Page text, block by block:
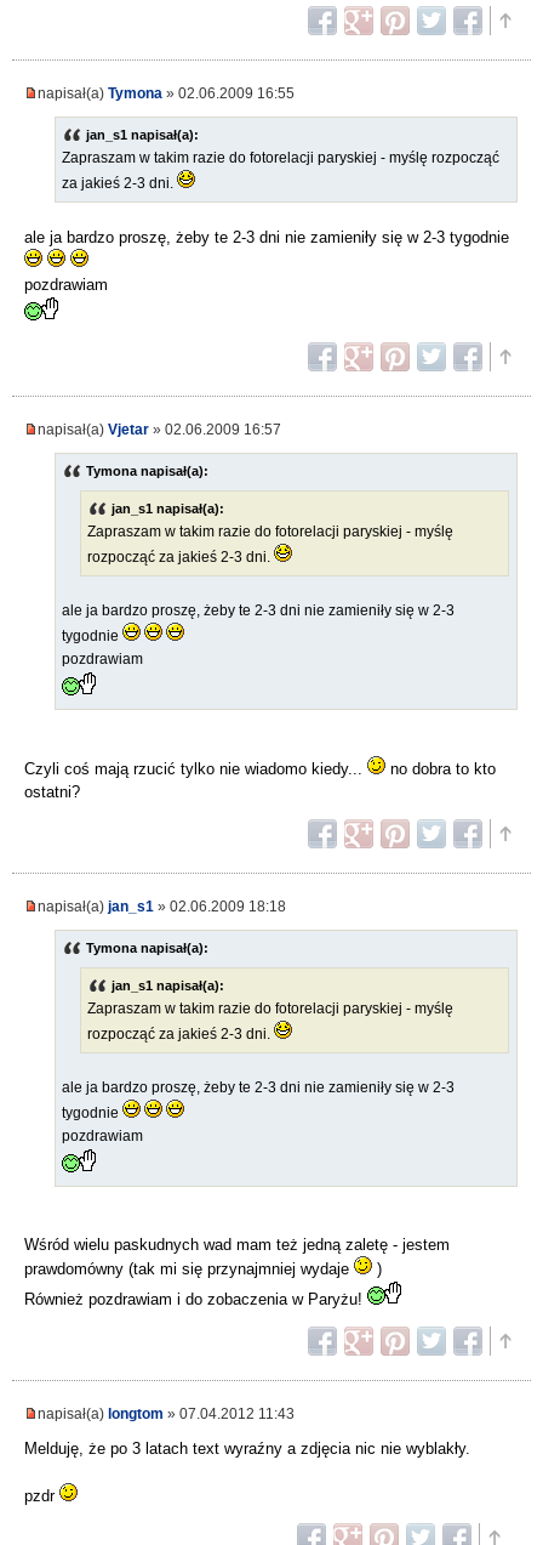
napisał(a) Tymona » 02.06.2009 16:55
jan_s1 napisał(a):
Zapraszam w takim razie do fotorelacji paryskiej - myślę rozpocząć
za jakieś 2-3 dni.
ale ja bardzo proszę, żeby te 2-3 dni nie zamieniły się w 2-3 tygodnie
pozdrawiam
napisał(a) Vjetar » 02.06.2009 16:57
Tymona napisał(a):
jan_s1 napisał(a):
Zapraszam w takim razie do fotorelacji paryskiej - myślę
rozpocząć za jakieś 2-3 dni.
ale ja bardzo proszę, żeby te 2-3 dni nie zamieniły się w 2-3
tygodnie
pozdrawiam
Czyli coś mają rzucić tylko nie wiadomo kiedy...
no dobra to kto
ostatni?
napisał(a) jan_s1 » 02.06.2009 18:18
Tymona napisał(a):
jan_s1 napisał(a):
Zapraszam w takim razie do fotorelacji paryskiej - myślę
rozpocząć za jakieś 2-3 dni.
ale ja bardzo proszę, żeby te 2-3 dni nie zamieniły się w 2-3
tygodnie
pozdrawiam
Wśród wielu paskudnych wad mam też jedną zaletę - jestem
prawdomówny (tak mi się przynajmniej wydaje
)
Również pozdrawiam i do zobaczenia w Paryżu!
napisał(a) longtom » 07.04.2012 11:43
Melduję, że po 3 latach text wyraźny a zdjęcia nic nie wyblakły.
pzdr